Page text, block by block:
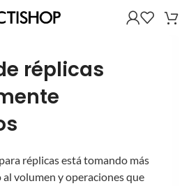
réplicas
réplicas está tomando más
volumen y operaciones que